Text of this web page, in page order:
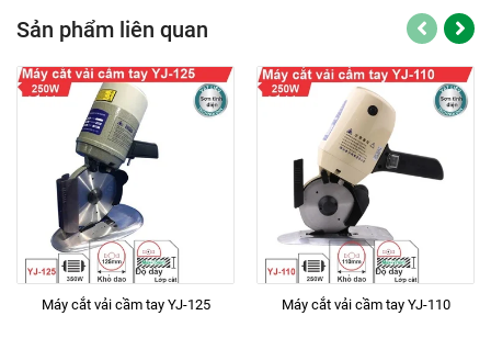
Sản phẩm liên quan
Máy cắt vải cầm tay YJ-125 Máy cắt vải cầm tay YJ-110